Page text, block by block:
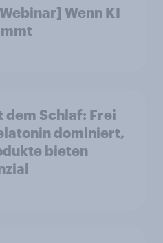
Wenn KI
dem Schlaf: Frei
dominiert,
bieten